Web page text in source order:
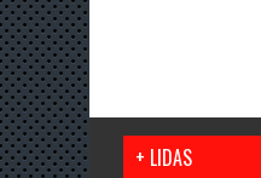
+ LIDAS